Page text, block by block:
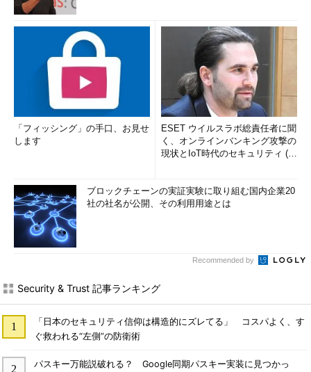
「フィッシング」の手口、お見せ
します
ESET ウイルスラボ総責任者に聞
く、オンラインバンキング攻撃の
現状とIoT時代のセキュリティ (1/
ブロックチェーンの実証実験に取り組む国内企業20
社の社名が公開、その利用用途とは
Recommended by
Security & Trust 記事ランキング
「日本のセキュリティ信仰は構造的にズレてる」 コスパよく、す
ぐ救われる“左側”の防衛術
パスキー万能説破れる？ Google同期パスキー実装に見つかっ